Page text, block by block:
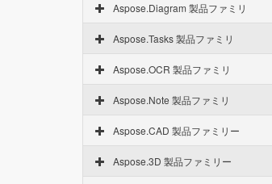
Aspose.Diagram 製品ファミリ
Aspose.Tasks 製品ファミリ
Aspose.OCR 製品ファミリ
Aspose.Note 製品ファミリ
Aspose.CAD 製品ファミリー
Aspose.3D 製品ファミリー